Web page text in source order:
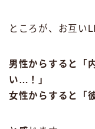
ところが、お互い
男性からすると「
い…！」
女性からすると「